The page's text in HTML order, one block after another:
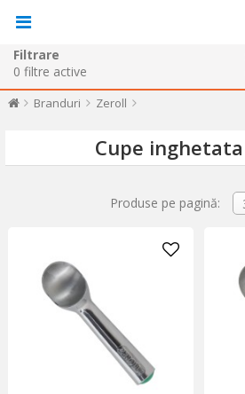
Filtrare
0 filtre active
Branduri Zeroll
Cupe
Produse pe pagină: